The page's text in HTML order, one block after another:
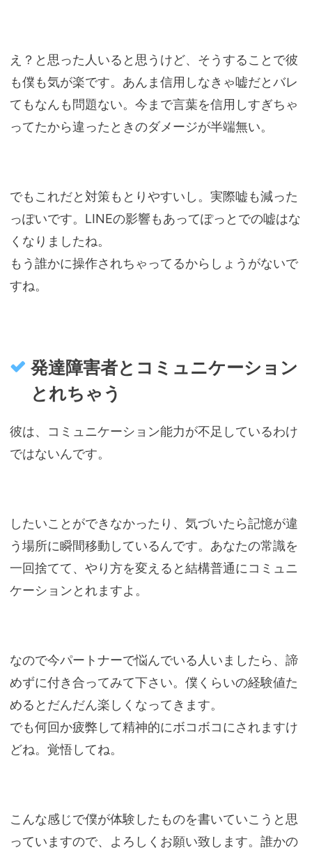
え？と思った人いると思うけど、そうすることで彼
も僕も気が楽です。あんま信用しなきゃ嘘だとバレ
てもなんも問題ない。今まで言葉を信用しすぎちゃ
ってたから違ったときのダメージが半端無い。
でもこれだと対策もとりやすいし。実際嘘も減った
っぽいです。LINEの影響もあってぽっとでの嘘はな
くなりましたね。
もう誰かに操作されちゃってるからしょうがないで
すね。
発達障害者とコミュニケーション
とれちゃう
彼は、コミュニケーション能力が不足しているわけ
ではないんです。
したいことができなかったり、気づいたら記憶が違
う場所に瞬間移動しているんです。あなたの常識を
一回捨てて、やり方を変えると結構普通にコミュニ
ケーションとれますよ。
なので今パートナーで悩んでいる人いましたら、諦
めずに付き合ってみて下さい。僕くらいの経験値た
めるとだんだん楽しくなってきます。
でも何回か疲弊して精神的にボコボコにされますけ
どね。覚悟してね。
こんな感じで僕が体験したものを書いていこうと思
っていますので、よろしくお願い致します。誰かの